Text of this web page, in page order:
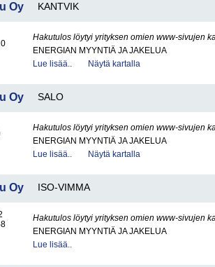
Oy KANTVIK
Hakutulos löytyi yrityksen omien www-sivujen
ENERGIAN MYYNTIÄ JA JAKELUA
Lue lisää..
Näytä kartalla
Oy SALO
Hakutulos löytyi yrityksen omien www-sivujen
ENERGIAN MYYNTIÄ JA JAKELUA
Lue lisää..
Näytä kartalla
Oy ISO-VIMMA
Hakutulos löytyi yrityksen omien www-sivujen
ENERGIAN MYYNTIÄ JA JAKELUA
Lue lisää..